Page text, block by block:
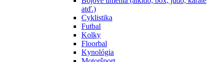
atď.)
Cyklistika
Futbal
Kolky
Floorbal
Kynológia